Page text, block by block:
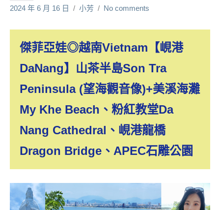
賓、
金
持、
吳
哥
窟
2024 年 6 月 16 日
小芳 No comments
傑菲亞娃◎越南Vietnam【峴港
DaNang】山茶半島Son Tra
Peninsula (望海觀音像)+美溪海灘
My Khe Beach、粉紅教堂Da
Nang Cathedral 、峴港龍橋
Dragon Bridge 、APEC石雕公園